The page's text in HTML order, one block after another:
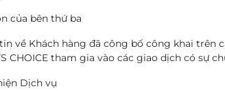
của bên thứ ba
tin về Khách hàng đã công bố công khai
CHOICE tham gia vào các giao dịch có sự
Dịch vụ